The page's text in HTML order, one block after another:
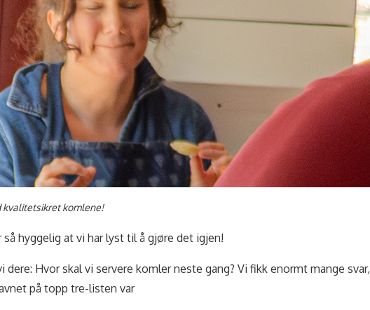
kvalitetsikret komlene!
så hyggelig at vi har lyst til å gjøre det igjen!
dere: Hvor skal vi servere komler neste gang? Vi fikk enormt mange svar,
på topp tre-listen var